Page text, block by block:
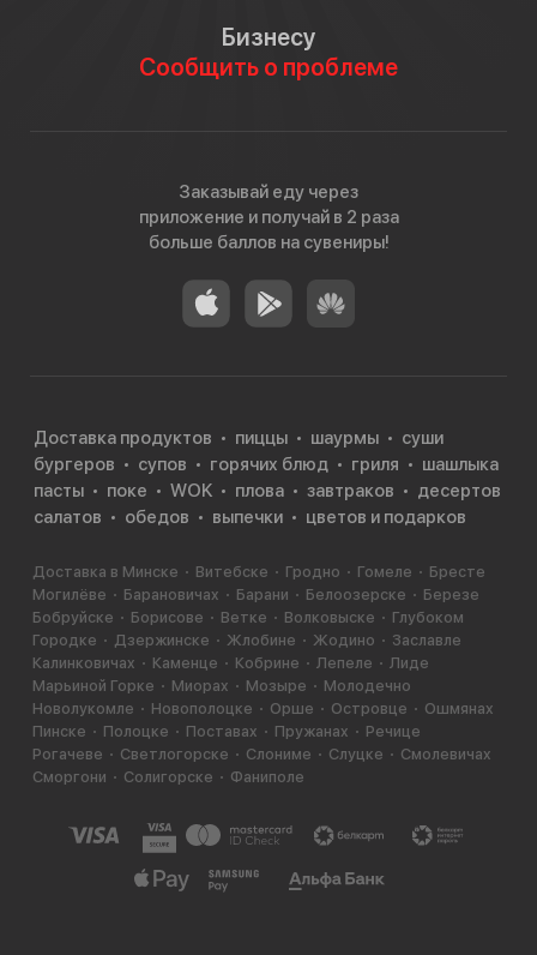
Бизнесу
Сообщить о проблеме
Заказывай еду через
приложение и получай в 2 раза
больше баллов на сувениры!
Доставка продуктов пиццы шаурмы
суши
бургеров
супов горячих блюд гриля
шашлыка
пасты
поке WOK плова завтраков
десертов
салатов
обедов выпечки цветов и подарков
Доставка в Минске Витебске Гродно Гомеле
Бресте
Могилёве
Барановичах Барани Белоозерске
Березе
Бобруйске
Борисове Ветке Волковыске
Глубоком
Городке
Дзержинске Жлобине Жодино
Заславле
Калинковичах
Каменце Кобрине Лепеле
Лиде
Марьиной Горке
Миорах Мозыре
Молодечно
Новолукомле
Новополоцке Орше Островце
Ошмянах
Пинске
Полоцке Поставах Пружанах
Речице
Рогачеве
Светлогорске Слониме Слуцке
Смолевичах
Сморгони
Солигорске Фаниполе